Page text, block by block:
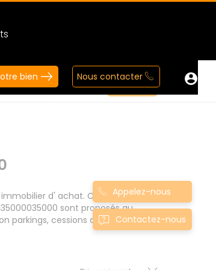
bien Nous contacter
d' achat. Consultez
sont proposés au
parkings, cessions de baux, fonds
Appelez-nous
Contactez-nous